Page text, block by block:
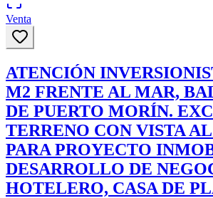
Venta
ATENCIÓN
M2 FRENTE AL MAR,
DE PUERTO MORÍN.
TERRENO CON VISTA
PARA PROYECTO
DESARROLLO DE
HOTELERO, CASA DE